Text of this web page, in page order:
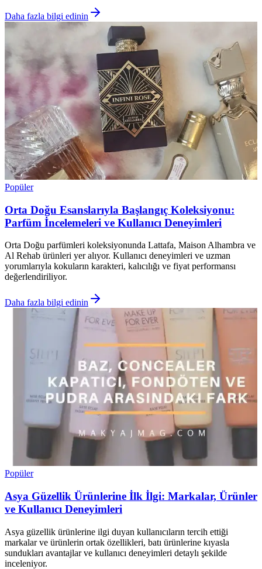
Daha fazla bilgi edinin
Popüler
Orta Doğu Esanslarıyla Başlangıç Koleksiyonu:
Parfüm İncelemeleri ve Kullanıcı Deneyimleri
Orta Doğu parfümleri koleksiyonunda Lattafa, Maison Alhambra ve
Al Rehab ürünleri yer alıyor. Kullanıcı deneyimleri ve uzman
yorumlarıyla kokuların karakteri, kalıcılığı ve fiyat performansı
değerlendiriliyor.
Daha fazla bilgi edinin
Popüler
Asya Güzellik Ürünlerine İlk İlgi: Markalar, Ürünler
ve Kullanıcı Deneyimleri
Asya güzellik ürünlerine ilgi duyan kullanıcıların tercih ettiği
markalar ve ürünlerin ortak özellikleri, batı ürünlerine kıyasla
sundukları avantajlar ve kullanıcı deneyimleri detaylı şekilde
inceleniyor.